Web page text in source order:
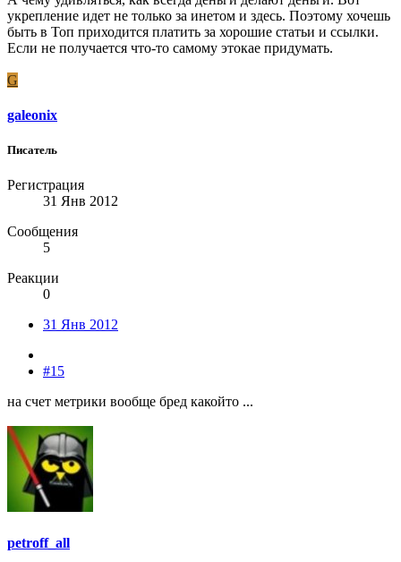
укрепление идет не только за инетом и здесь. Поэтому хочешь
быть в Топ приходится платить за хорошие статьи и ссылки.
Если не получается что-то самому этокае придумать.
G
galeonix
Писатель
Регистрация
31 Янв 2012
Сообщения
5
Реакции
0
31 Янв 2012
#15
на счет метрики вообще бред какойто ...
petroff_all